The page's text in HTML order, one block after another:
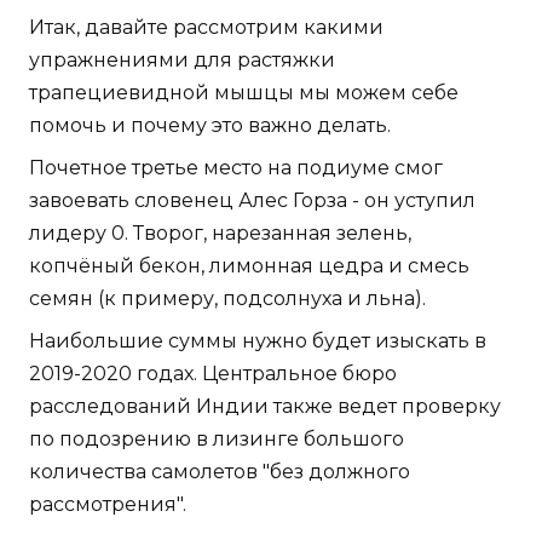
Итак, давайте рассмотрим какими
упражнениями для растяжки
трапециевидной мышцы мы можем себе
помочь и почему это важно делать.
Почетное третье место на подиуме смог
завоевать словенец Алес Горза - он уступил
лидеру 0. Творог, нарезанная зелень,
копчёный бекон, лимонная цедра и смесь
семян (к примеру, подсолнуха и льна).
Наибольшие суммы нужно будет изыскать в
2019-2020 годах. Центральное бюро
расследований Индии также ведет проверку
по подозрению в лизинге большого
количества самолетов "без должного
рассмотрения".